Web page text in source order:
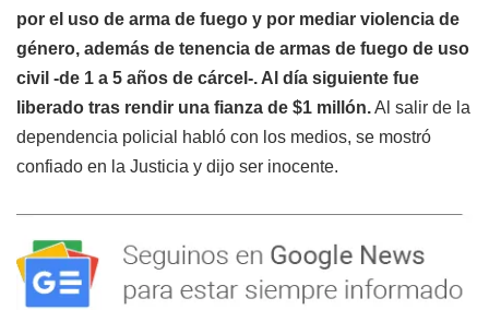
por el uso de arma de fuego y por mediar violencia de
género, además de tenencia de armas de fuego de uso
civil -de 1 a 5 años de cárcel-. Al día siguiente fue
liberado tras rendir una fianza de $1 millón.Al salir de la
dependencia policial habló con los medios, se mostró
confiado en la Justicia y dijo ser inocente.